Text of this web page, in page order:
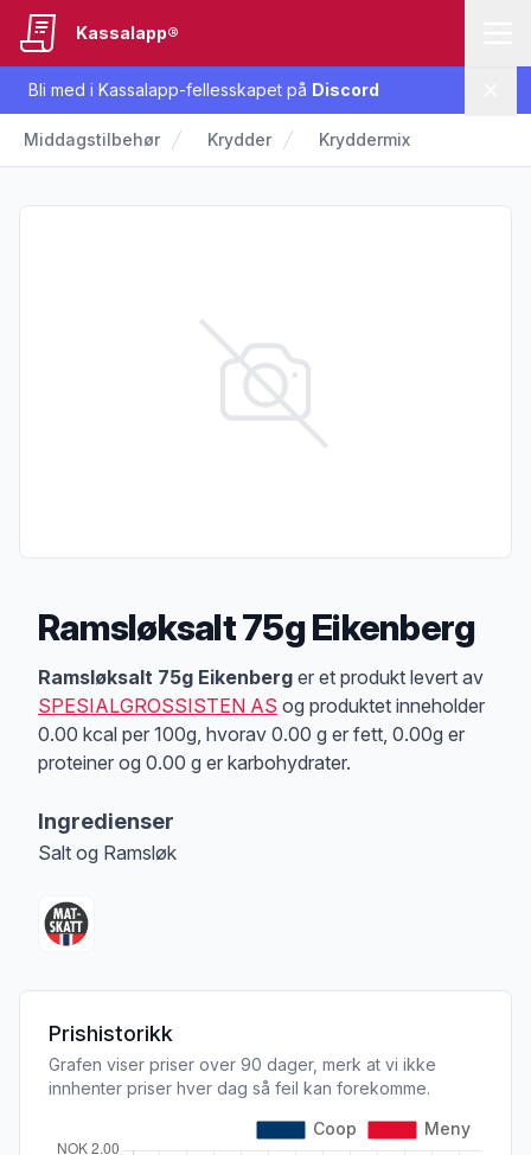
Bli med i Kassalapp-fellesskapet på Discord
Kassalapp®
Middagstilbehør Krydder Kryddermix
Ramsløksalt 75g Eikenberg
Produktbeskrivelse
Ramsløksalt 75g Eikenberg er et produkt levert av
SPESIALGROSSISTEN AS og produktet inneholder
0.00 kcal per 100g, hvorav 0.00 g er fett, 0.00g er
proteiner og 0.00 g er karbohydrater.
Ingredienser
Salt og Ramsløk
Prishistorikk
Grafen viser priser over 90 dager, merk at vi ikke
innhenter priser hver dag så feil kan forekomme.